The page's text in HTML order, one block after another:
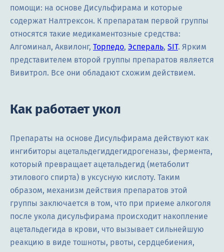
помощи: на основе Дисульфирама и которые
содержат Налтрексон. К препаратам первой группы
относятся такие медикаментозные средства:
Алгоминал, Аквилонг, Торпедо, Эспераль, SIT. Ярким
представителем второй группы препаратов является
Вивитрол. Все они обладают схожим действием.
Как работает укол
Препараты на основе Дисульфирама действуют как
ингибиторы ацетальдегиддегидрогеназы, фермента,
который превращает ацетальдегид (метаболит
этилового спирта) в уксусную кислоту. Таким
образом, механизм действия препаратов этой
группы заключается в том, что при приеме алкоголя
после укола дисульфирама происходит накопление
ацетальдегида в крови, что вызывает сильнейшую
реакцию в виде тошноты, рвоты, сердцебиения,